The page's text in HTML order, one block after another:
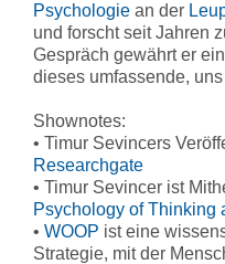
Psychologie an der
und forscht seit Jahren
Gespräch gewährt er
dieses umfassende,
Shownotes:
• Timur Sevincers
Researchgate
• Timur Sevincer ist
Psychology of Thinking
• WOOP ist eine
Strategie, mit der